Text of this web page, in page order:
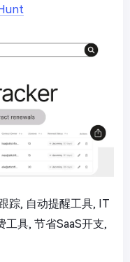
踪, 自动提醒工具, IT
工具, 节省SaaS开支,